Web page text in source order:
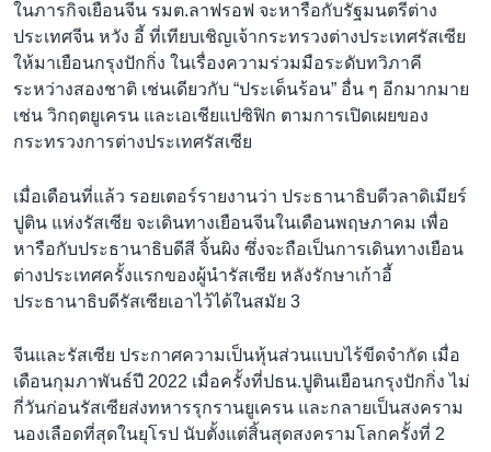
ในภารกิจเยือนจีน รมต.ลาฟรอฟ จะหารือกับรัฐมนตรีต่าง
ประเทศจีน หวัง อี้ ที่เทียบเชิญเจ้ากระทรวงต่างประเทศรัสเซีย
ให้มาเยือนกรุงปักกิ่ง ในเรื่องความร่วมมือระดับทวิภาคี
ระหว่างสองชาติ เช่นเดียวกับ “ประเด็นร้อน” อื่น ๆ อีกมากมาย
เช่น วิกฤตยูเครน และเอเชียแปซิฟิก ตามการเปิดเผยของ
กระทรวงการต่างประเทศรัสเซีย
เมื่อเดือนที่แล้ว รอยเตอร์รายงานว่า ประธานาธิบดีวลาดิเมียร์
ปูติน แห่งรัสเซีย จะเดินทางเยือนจีนในเดือนพฤษภาคม เพื่อ
หารือกับประธานาธิบดีสี จิ้นผิง ซึ่งจะถือเป็นการเดินทางเยือน
ต่างประเทศครั้งแรกของผู้นำรัสเซีย หลังรักษาเก้าอี้
ประธานาธิบดีรัสเซียเอาไว้ได้ในสมัย 3
จีนและรัสเซีย ประกาศความเป็นหุ้นส่วนแบบไร้ขีดจำกัด เมื่อ
เดือนกุมภาพันธ์ปี 2022 เมื่อครั้งที่ปธน.ปูตินเยือนกรุงปักกิ่ง ไม่
กี่วันก่อนรัสเซียส่งทหารรุกรานยูเครน และกลายเป็นสงคราม
นองเลือดที่สุดในยุโรป นับตั้งแต่สิ้นสุดสงครามโลกครั้งที่ 2